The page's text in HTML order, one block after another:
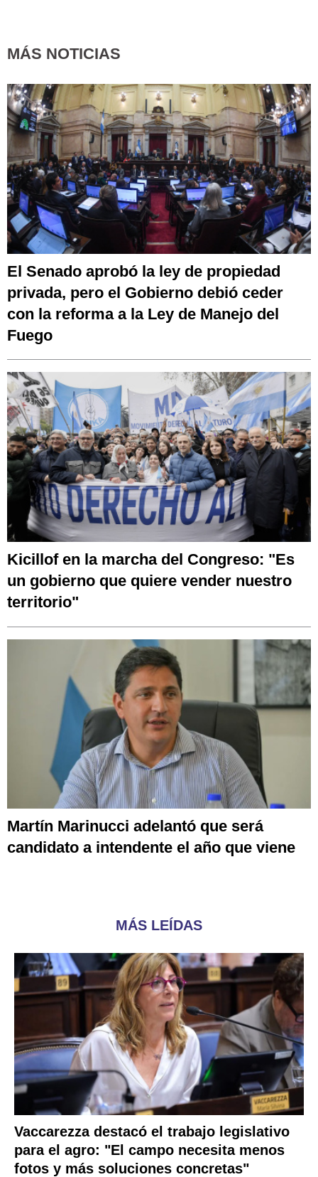
MÁS NOTICIAS
El Senado aprobó la ley de propiedad
privada, pero el Gobierno debió ceder
con la reforma a la Ley de Manejo del
Fuego
Kicillof en la marcha del Congreso: "Es
un gobierno que quiere vender nuestro
territorio"
Martín Marinucci adelantó que será
candidato a intendente el año que viene
MÁS LEÍDAS
Vaccarezza destacó el trabajo legislativo
para el agro: "El campo necesita menos
fotos y más soluciones concretas"